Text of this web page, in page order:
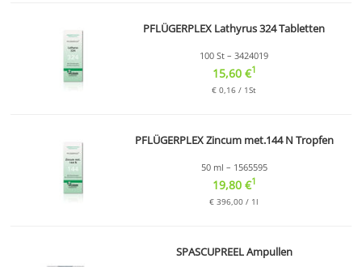
PFLÜGERPLEX Lathyrus 324 Tabletten
100 St – 3424019
15,60 €1
€ 0,16 / 1St
PFLÜGERPLEX Zincum met.144 N Tropfen
50 ml – 1565595
19,80 €1
€ 396,00 / 1l
SPASCUPREEL Ampullen